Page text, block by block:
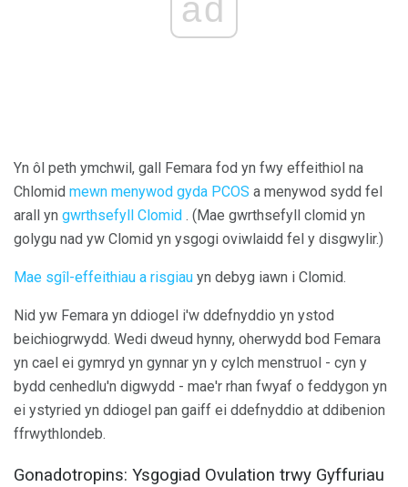
ad
Yn ôl peth ymchwil, gall Femara fod yn fwy effeithiol na
Chlomid mewn menywod gyda PCOS a menywod sydd fel
arall yn gwrthsefyll Clomid . (Mae gwrthsefyll clomid yn
golygu nad yw Clomid yn ysgogi oviwlaidd fel y disgwylir.)
Mae sgîl-effeithiau a risgiau yn debyg iawn i Clomid.
Nid yw Femara yn ddiogel i'w ddefnyddio yn ystod
beichiogrwydd. Wedi dweud hynny, oherwydd bod Femara
yn cael ei gymryd yn gynnar yn y cylch menstruol - cyn y
bydd cenhedlu'n digwydd - mae'r rhan fwyaf o feddygon yn
ei ystyried yn ddiogel pan gaiff ei ddefnyddio at ddibenion
ffrwythlondeb.
Gonadotropins: Ysgogiad Ovulation trwy Gyffuriau